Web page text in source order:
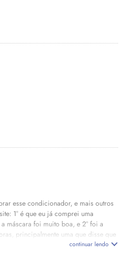
esse condicionador, e mais outros
1° é que eu já comprei uma
máscara foi muito boa, e 2° foi a
principalmente uma que disse que
e que poderia comprar sem medo
Pois bem, comprei e esse
continuar lendo